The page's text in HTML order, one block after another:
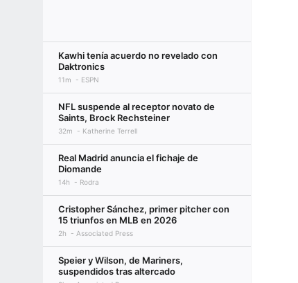
Kawhi tenía acuerdo no revelado con
Daktronics
11m ESPN
NFL suspende al receptor novato de
Saints, Brock Rechsteiner
32m Katherine Terrell
Real Madrid anuncia el fichaje de
Diomande
14h Rodra
Cristopher Sánchez, primer pitcher con
15 triunfos en MLB en 2026
2h Associated Press
Speier y Wilson, de Mariners,
suspendidos tras altercado